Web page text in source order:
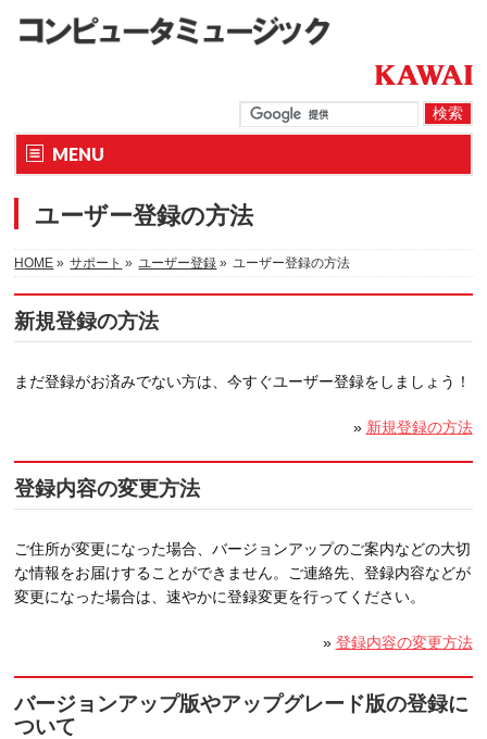
MENU
ユーザー登録の方法
HOME » サポート » ユーザー登録 » ユーザー登録の方法
新規登録の方法
まだ登録がお済みでない方は、今すぐユーザー登録をしましょう！
» 新規登録の方法
登録内容の変更方法
ご住所が変更になった場合、バージョンアップのご案内などの大切
な情報をお届けすることができません。ご連絡先、登録内容などが
変更になった場合は、速やかに登録変更を行ってください。
» 登録内容の変更方法
バージョンアップ版やアップグレード版の登録に
ついて